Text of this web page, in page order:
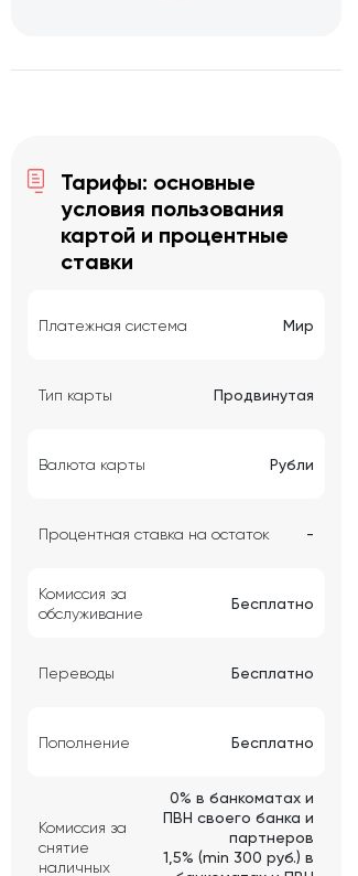
Тарифы: основные
условия пользования
картой и процентные
ставки
Платежная система Мир
Тип карты Продвинутая
Валюта карты Рубли
Процентная ставка на остаток -
Комиссия за
обслуживание
Бесплатно
Переводы Бесплатно
Пополнение Бесплатно
Комиссия за
снятие
наличных
0% в банкоматах и
ПВН своего банка и
партнеров
1,5% (min 300 руб.) в